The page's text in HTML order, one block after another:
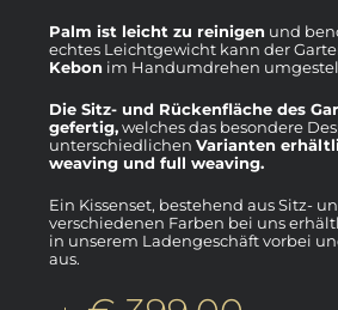
Palm ist leicht zu reinigen und
echtes Leichtgewicht kann der
Kebon im Handumdrehen
Die Sitz- und Rückenfläche des
gefertig,welches das besondere
unterschiedlichen Varianten
weaving und full weaving.
Ein Kissenset, bestehend aus Sitz-
verschiedenen Farben bei uns
in unserem Ladengeschäft vorbei
aus.